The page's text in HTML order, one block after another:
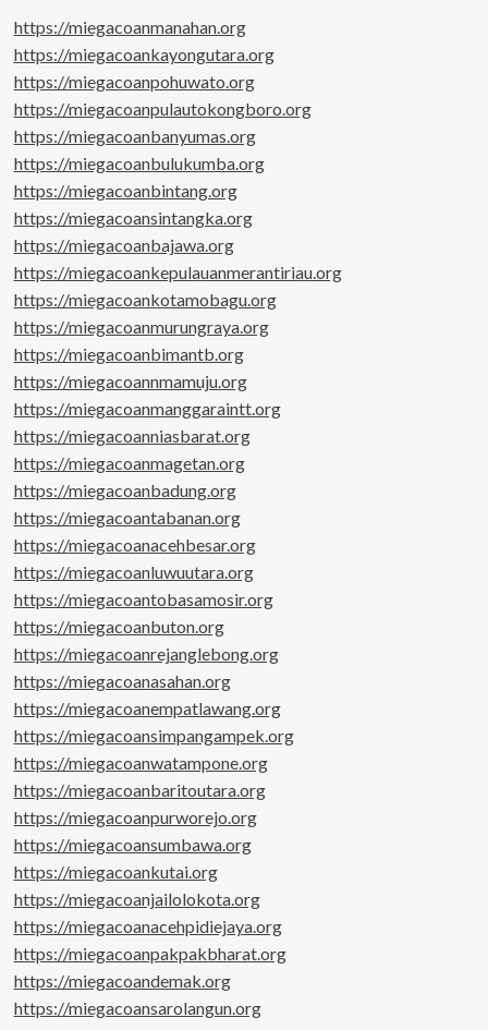
https://miegacoanmanahan.org
https://miegacoankayongutara.org
https://miegacoanpohuwato.org
https://miegacoanpulautokongboro.org
https://miegacoanbanyumas.org
https://miegacoanbulukumba.org
https://miegacoanbintang.org
https://miegacoansintangka.org
https://miegacoanbajawa.org
https://miegacoankepulauanmerantiriau.org
https://miegacoankotamobagu.org
https://miegacoanmurungraya.org
https://miegacoanbimantb.org
https://miegacoannmamuju.org
https://miegacoanmanggaraintt.org
https://miegacoanniasbarat.org
https://miegacoanmagetan.org
https://miegacoanbadung.org
https://miegacoantabanan.org
https://miegacoanacehbesar.org
https://miegacoanluwuutara.org
https://miegacoantobasamosir.org
https://miegacoanbuton.org
https://miegacoanrejanglebong.org
https://miegacoanasahan.org
https://miegacoanempatlawang.org
https://miegacoansimpangampek.org
https://miegacoanwatampone.org
https://miegacoanbaritoutara.org
https://miegacoanpurworejo.org
https://miegacoansumbawa.org
https://miegacoankutai.org
https://miegacoanjailolokota.org
https://miegacoanacehpidiejaya.org
https://miegacoanpakpakbharat.org
https://miegacoandemak.org
https://miegacoansarolangun.org